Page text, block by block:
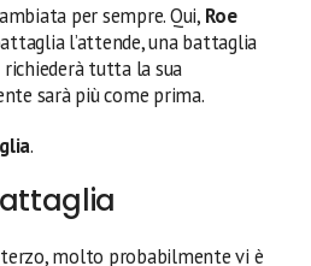
per sempre. Qui, Roe
l’attende, una battaglia
richiederà tutta la sua
sarà più come prima.
.
molto probabilmente vi è